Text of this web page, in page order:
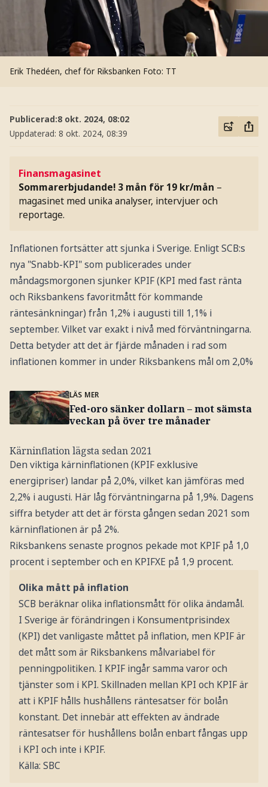
Erik Thedéen, chef för Riksbanken Foto: TT
Publicerad:8 okt. 2024, 08:02
Uppdaterad: 8 okt. 2024, 08:39
Finansmagasinet
Sommarerbjudande! 3 mån för 19 kr/mån –
magasinet med unika analyser, intervjuer och
reportage.
Inflationen fortsätter att sjunka i Sverige. Enligt SCB:s
nya "Snabb-KPI" som publicerades under
måndagsmorgonen sjunker KPIF (KPI med fast ränta
och Riksbankens favoritmått för kommande
räntesänkningar) från 1,2% i augusti till 1,1% i
september. Vilket var exakt i nivå med förväntningarna.
Detta betyder att det är fjärde månaden i rad som
inflationen kommer in under Riksbankens mål om 2,0%
LÄS MER
Fed-oro sänker dollarn – mot sämsta
veckan på över tre månader
Kärninflation lägsta sedan 2021
Den viktiga kärninflationen (KPIF exklusive
energipriser) landar på 2,0%, vilket kan jämföras med
2,2% i augusti. Här låg förväntningarna på 1,9%. Dagens
siffra betyder att det är första gången sedan 2021 som
kärninflationen är på 2%.
Riksbankens senaste prognos pekade mot KPIF på 1,0
procent i september och en KPIFXE på 1,9 procent.
Olika mått på inflation
SCB beräknar olika inflationsmått för olika ändamål.
I Sverige är förändringen i Konsumentprisindex
(KPI) det vanligaste måttet på inflation, men KPIF är
det mått som är Riksbankens målvariabel för
penningpolitiken. I KPIF ingår samma varor och
tjänster som i KPI. Skillnaden mellan KPI och KPIF är
att i KPIF hålls hushållens räntesatser för bolån
konstant. Det innebär att effekten av ändrade
räntesatser för hushållens bolån enbart fångas upp
i KPI och inte i KPIF.
Källa: SBC